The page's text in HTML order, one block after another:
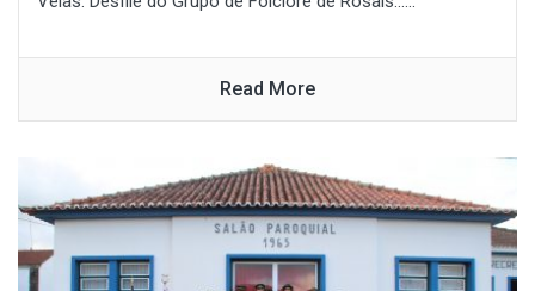
Read More